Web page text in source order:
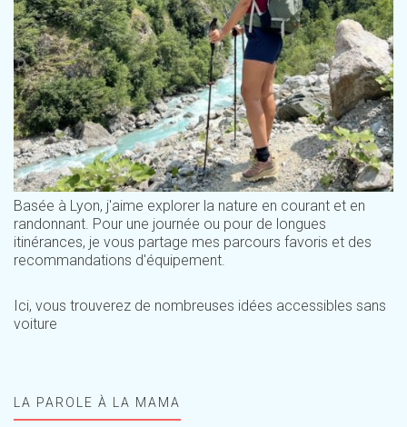
Basée à Lyon, j'aime explorer la nature en courant et en
randonnant. Pour une journée ou pour de longues
itinérances, je vous partage mes parcours favoris et des
recommandations d'équipement.
Ici, vous trouverez de nombreuses idées accessibles sans
voiture
LA PAROLE À LA MAMA